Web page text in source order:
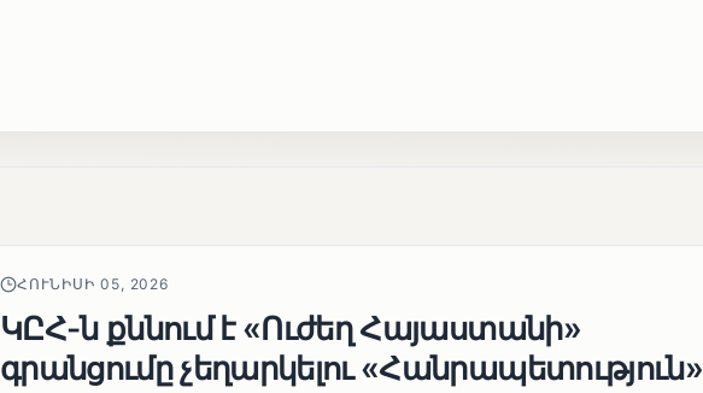
ՀՈՒՆԻՍԻ 05, 2026
ԿԸՀ-ն քննում է «Ուժեղ Հայաստանի»
գրանցումը չեղարկելու «Հանրապետություն»